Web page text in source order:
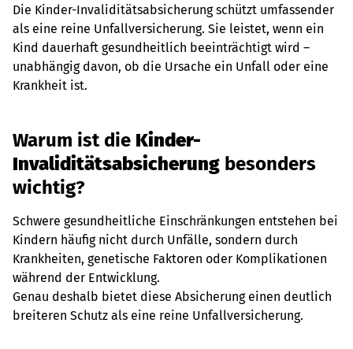
Die Kinder-Invaliditätsabsicherung schützt umfassender
als eine reine Unfallversicherung. Sie leistet, wenn ein
Kind dauerhaft gesundheitlich beeinträchtigt wird –
unabhängig davon, ob die Ursache ein Unfall oder eine
Krankheit ist.
Warum ist die Kinder-
Invaliditätsabsicherung besonders
wichtig?
Schwere gesundheitliche Einschränkungen entstehen bei
Kindern häufig nicht durch Unfälle, sondern durch
Krankheiten, genetische Faktoren oder Komplikationen
während der Entwicklung.
Genau deshalb bietet diese Absicherung einen deutlich
breiteren Schutz als eine reine Unfallversicherung.